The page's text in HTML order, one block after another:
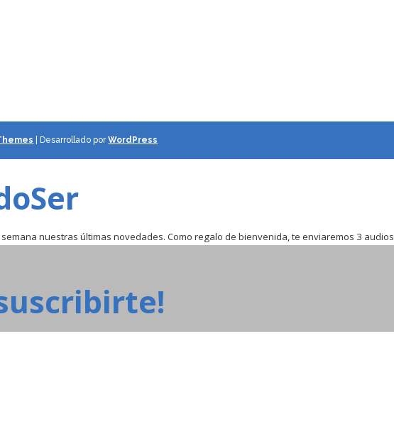
| Desarrollado porWordPress
nuestras últimas novedades. Como regalo de bienvenida, te enviaremos 3 audios